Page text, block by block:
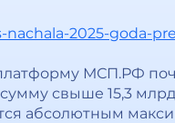
2025-goda-
МСП.РФ
свыше 15,3
абсолютным